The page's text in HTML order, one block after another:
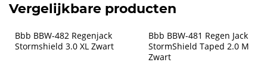
Vergelijkbare producten
Bbb BBW-482 Regenjack
Stormshield 3.0 XL Zwart
Bbb BBW-481 Regen Jack
StormShield Taped 2.0 M
Zwart